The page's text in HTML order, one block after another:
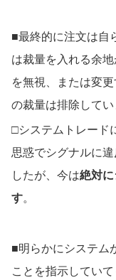
■最終的に注文は自
は裁量を入れる余
を無視、または変
の裁量は排除してい
□システムトレード
思惑でシグナルに
したが、今は絶対
す。
■明らかにシステム
ことを指示していて